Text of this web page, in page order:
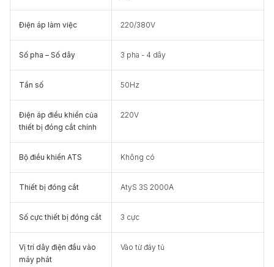
Điện áp làm việc 220/380V
Số pha – Số dây 3 pha - 4 dây
Tần số 50Hz
Điện áp điều khiển của
thiết bị đóng cắt chính
220V
Bộ điều khiển ATS Không có
Thiết bị đóng cắt AtyS 3S 2000A
Số cực thiết bị đóng cắt 3 cực
Vị trí dây điện đầu vào
máy phát
Vào từ đáy tủ